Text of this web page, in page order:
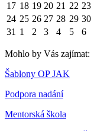
17 18 19 20 21 22 23
24 25 26 27 28 29 30
31 1 2 3 4 5 6
Mohlo by Vás zajímat:
Šablony OP JAK
Podpora nadání
Mentorská škola